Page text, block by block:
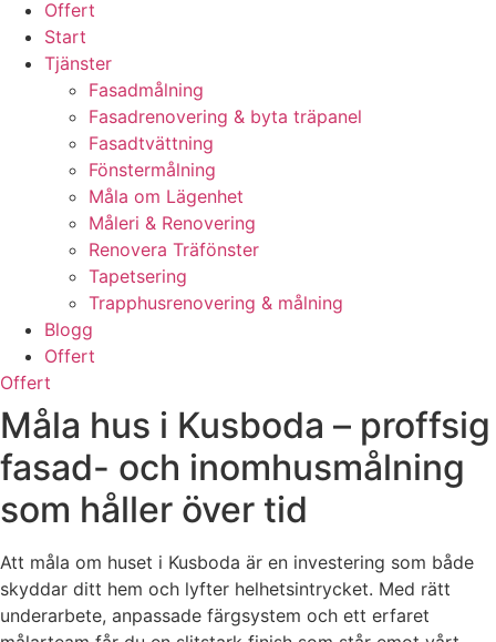
Offert
Start
Tjänster
Fasadmålning
Fasadrenovering & byta träpanel
Fasadtvättning
Fönstermålning
Måla om Lägenhet
Måleri & Renovering
Renovera Träfönster
Tapetsering
Trapphusrenovering & målning
Blogg
Offert
Offert
Måla hus i Kusboda – proffsig
fasad- och inomhusmålning
som håller över tid
Att måla om huset i Kusboda är en investering som både
skyddar ditt hem och lyfter helhetsintrycket. Med rätt
underarbete, anpassade färgsystem och ett erfaret